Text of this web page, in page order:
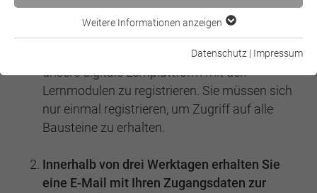
Registrierungsdaten eingeben und
absenden.
Bitte geben Sie hier Ihre Daten ein, um sich für
unsere digitale Lernplattform mit den
Lernmodulen zu registrieren. Sie müssen sich
nur einmal registrieren, um Zugriff auf alle
Bausteine zu erhalten.
Innerhalb von drei Werktagen erhalten Sie
eine E-Mail mit Ihren Zugangsdaten zur
Essenzielle Cookies werden für grundlegende Funktionen der
Webseite einwandfrei funktioniert.
Name cookie_optin
Cookie-Informationen anzeigen
Name _ga
Cookie-Informationen anzeigen
Weitere Informationen anzeigen
Datenschutz | Impressum